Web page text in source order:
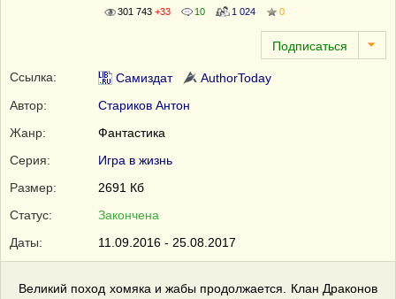
301 743 +33 10 1 024 0
Ссылка: Самиздат
AuthorToday
Автор:
Стариков Антон
Жанр:
Фантастика
Серия:
Игра в жизнь
Размер:
2691 Кб
Статус:
Закончена
Даты:
11.09.2016 - 25.08.2017
Великий поход хомяка и жабы продолжается. Клан Драконов